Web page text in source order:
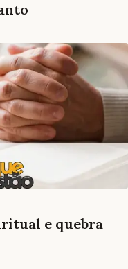
e quebra